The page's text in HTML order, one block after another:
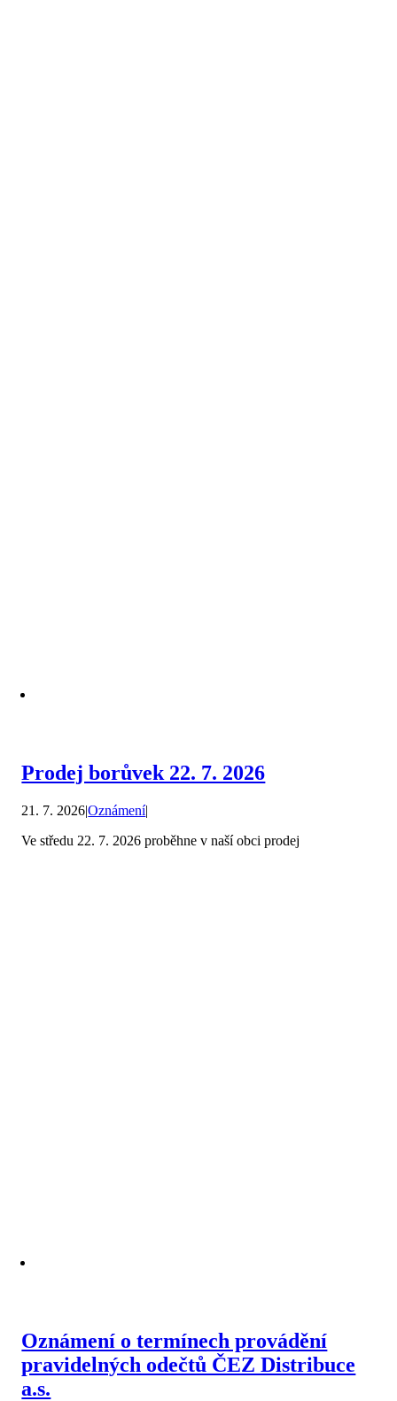
Prodej borůvek 22. 7. 2026
21. 7. 2026|Oznámení|
Ve středu 22. 7. 2026 proběhne v naší obci prodej
Oznámení o termínech provádění
pravidelných odečtů ČEZ Distribuce
a.s.